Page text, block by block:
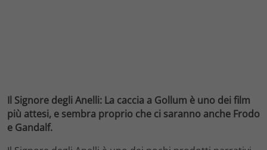
Il Signore degli Anelli: La caccia a Gollum è uno dei film
più attesi, e sembra proprio che ci saranno anche Frodo
e Gandalf.